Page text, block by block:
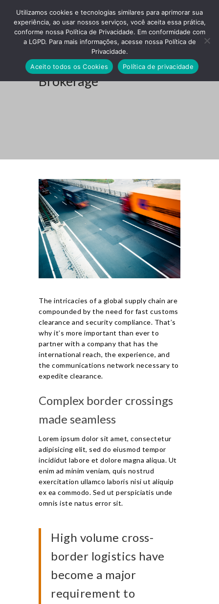
Customs House
Brokerage
The intricacies of a global supply chain are
compounded by the need for fast customs
clearance and security compliance. That’s
why it’s more important than ever to
partner with a company that has the
international reach, the experience, and
the communications network necessary to
expedite clearance.
Complex border crossings
made seamless
Lorem ipsum dolor sit amet, consectetur
adipisicing elit, sed do eiusmod tempor
incididut labore et dolore magna aliqua. Ut
enim ad minim veniam, quis nostrud
exercitation ullamco laboris nisi ut aliquip
ex ea commodo. Sed ut perspiciatis unde
omnis iste natus error sit.
High volume cross-
border logistics have
become a major
requirement to
Utilizamos cookies e tecnologias similares para aprimorar sua
experiência, ao usar nossos serviços, você aceita essa prática,
conforme nossa Política de Privacidade. Em conformidade com
a LGPD. Para mais informações, acesse nossa Política de
Privacidade.
Aceito todos os Cookies
Política de privacidade